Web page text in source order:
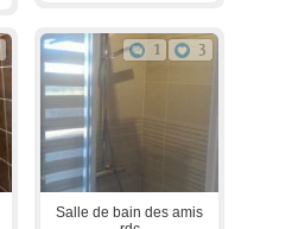
1 3
Salle de bain des amis